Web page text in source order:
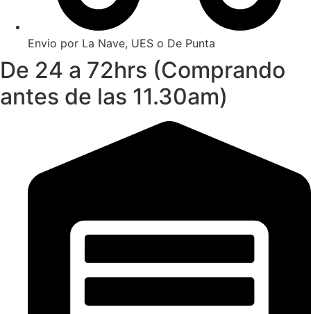
Envio por La Nave, UES o De Punta
De 24 a 72hrs (Comprando
antes de las 11.30am)